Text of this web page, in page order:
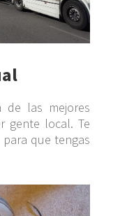
de las mejores
gente local. Te
que tengas